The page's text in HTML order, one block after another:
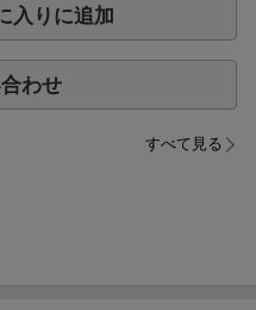
入りに追加
わせ
すべて見る